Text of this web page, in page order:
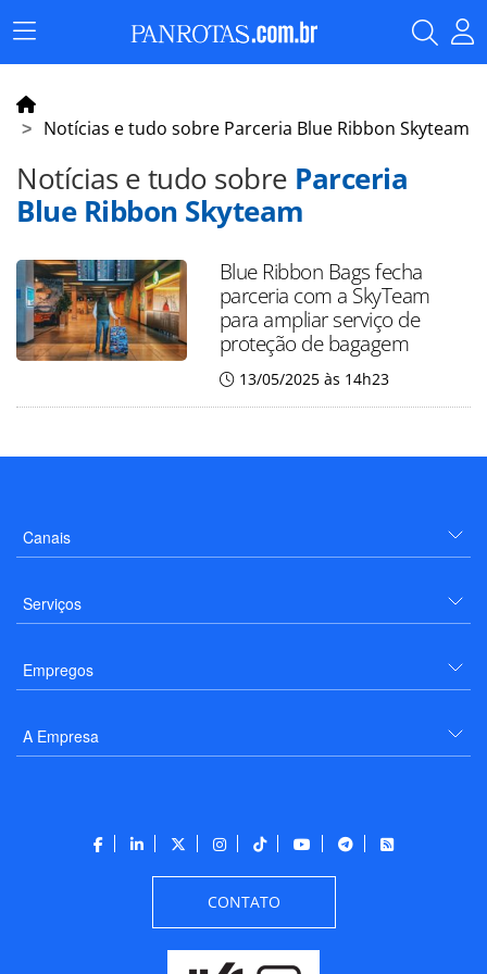
Menu
Principal
Notícias e tudo sobre Parceria Blue Ribbon Skyteam
Notícias e tudo sobre Parceria
Blue Ribbon Skyteam
Blue Ribbon Bags fecha
parceria com a SkyTeam
para ampliar serviço de
proteção de bagagem
13/05/2025 às 14h23
Canais
Serviços
Empregos
A Empresa
CONTATO